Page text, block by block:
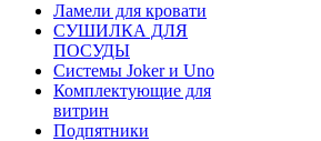
Ламели для кровати
СУШИЛКА ДЛЯ
ПОСУДЫ
Системы Joker и Uno
Комплектующие для
витрин
Подпятники